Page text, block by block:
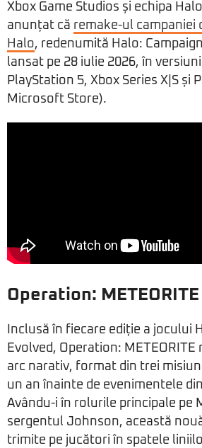
Xbox Game Studios și echipa
anunțat că remake-ul campaniei
Halo, redenumită Halo:
lansat pe 28 iulie 2026, în
PlayStation 5, Xbox Series X|S și
Microsoft Store).
Operation: METEORITE
Inclusă în fiecare ediție a jocului
Evolved, Operation:
arc narativ, format din trei
un an înainte de evenimentele
Avându-i în rolurile principale pe
sergentul Johnson, această
trimite pe jucători în spatele